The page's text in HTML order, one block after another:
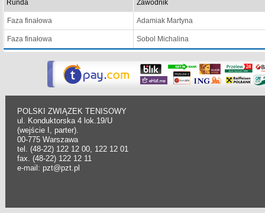
Runda Zawodnik
Faza finałowa Adamiak Martyna
Faza finałowa Sobol Michalina
POLSKI ZWIĄZEK TENISOWY
ul. Konduktorska 4 lok.19/U
(wejście I, parter).
00-775 Warszawa
tel. (48-22) 122 12 00, 122 12 01
fax. (48-22) 122 12 11
e-mail: pzt@pzt.pl